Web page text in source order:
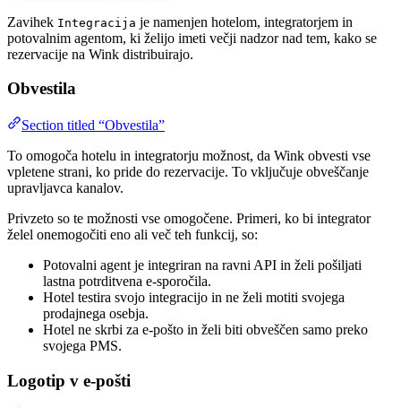
Zavihek Integracija je namenjen hotelom, integratorjem in
potovalnim agentom, ki želijo imeti večji nadzor nad tem, kako se
rezervacije na Wink distribuirajo.
Obvestila
Section titled “Obvestila”
To omogoča hotelu in integratorju možnost, da Wink obvesti vse
vpletene strani, ko pride do rezervacije. To vključuje obveščanje
upravljavca kanalov.
Privzeto so te možnosti vse omogočene. Primeri, ko bi integrator
želel onemogočiti eno ali več teh funkcij, so:
Potovalni agent je integriran na ravni API in želi pošiljati
lastna potrditvena e-sporočila.
Hotel testira svojo integracijo in ne želi motiti svojega
prodajnega osebja.
Hotel ne skrbi za e-pošto in želi biti obveščen samo preko
svojega PMS.
Logotip v e-pošti